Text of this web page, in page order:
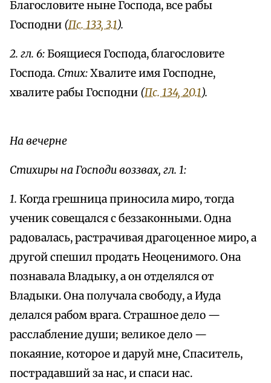
Благословите ныне Господа, все рабы
Господни (Пс. 133, 3.1).
2. гл. 6:Боящиеся Господа, благословите
Господа. Стих:Хвалите имя Господне,
хвалите рабы Господни (Пс. 134, 20.1).
На вечерне
Стихиры на Господи воззвах, гл. 1:
1. Когда грешница приносила миро, тогда
ученик совещался с беззаконными. Одна
радовалась, растрачивая драгоценное миро, а
другой спешил продать Неоценимого. Она
познавала Владыку, а он отделялся от
Владыки. Она получала свободу, а Иуда
делался рабом врага. Страшное дело —
расслабление души; великое дело —
покаяние, которое и даруй мне, Спаситель,
пострадавший за нас, и спаси нас.